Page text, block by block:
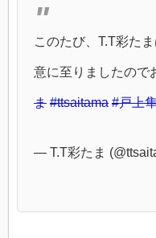
このたび、T.T彩た
意に至りましたので
ま #ttsaitama #戸上
— T.T彩たま